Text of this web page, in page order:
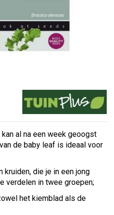
al na een week geoogst
de baby leaf is ideaal voor
kruiden, die je in een jong
verdelen in twee groepen;
het kiemblad als de